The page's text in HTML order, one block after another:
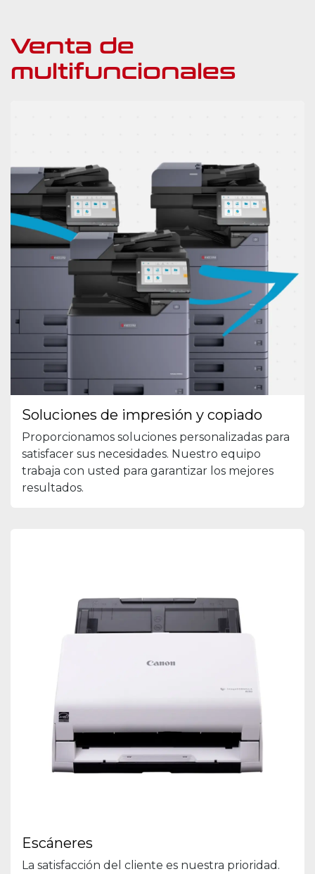
Venta de
multifuncionales
Soluciones de impresión y copiado
Proporcionamos soluciones personalizadas para
satisfacer sus necesidades. Nuestro equipo
trabaja con usted para garantizar los mejores
resultados.
Escáneres
La satisfacción del cliente es nuestra prioridad.